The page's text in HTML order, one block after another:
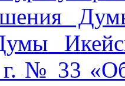
№ 33